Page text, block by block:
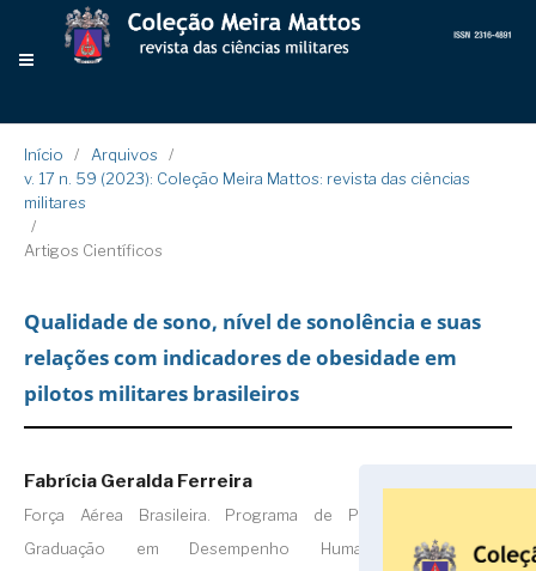
Início / Arquivos
/
v. 17 n. 59 (2023): Coleção Meira Mattos: revista das ciências
militares
/
Artigos Científicos
Qualidade de sono, nível de sonolência e suas
relações com indicadores de obesidade em
pilotos militares brasileiros
Fabrícia Geralda Ferreira
Força Aérea Brasileira. Programa de Pós-
Graduação em Desempenho Humano